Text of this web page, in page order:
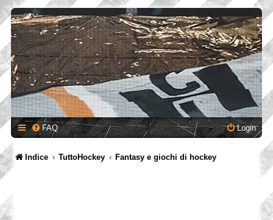
FAQ Login
Indice TuttoHockey Fantasy e giochi di hockey